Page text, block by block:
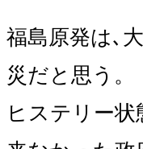
福島原発は､
災だと思う。
ヒステリー